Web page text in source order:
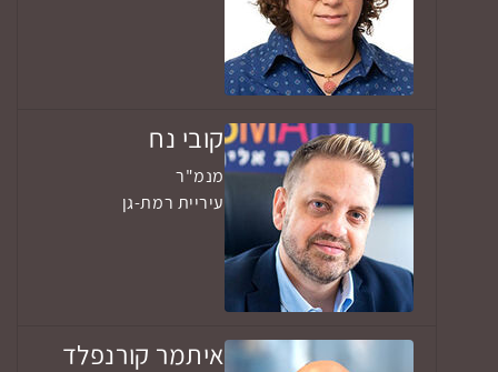
קובי נח
מנמ"ר
עיריית רמת-גן
איתמר קורנפלד